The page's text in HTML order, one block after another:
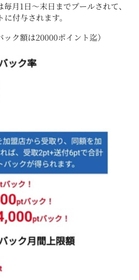
月1日～末日までプールされて、
付与されます。
ック額は20000ポイント迄）